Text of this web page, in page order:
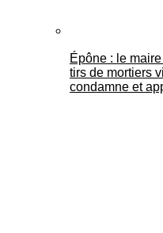
Épône : le
tirs de mortiers
condamne et